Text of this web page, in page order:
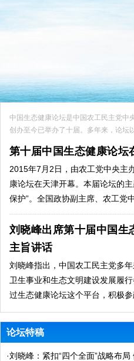
中国生态健康论坛是中国农工民主党中
创办至今已举办了十届。多年来，论
第十届中国生态健康论坛
2015年7月2日，由农工党中央主
康论坛在天津开幕。本届论坛的
保护”。全国政协副主席、农工党
刘晓峰出席第十届中国生
主旨讲话
刘晓峰指出，中国农工民主党多
卫生事业和生态文明建设发展履
过生态健康论坛这个平台，积极
论坛特稿
·刘晓峰：紧扣“四个全面”战略布